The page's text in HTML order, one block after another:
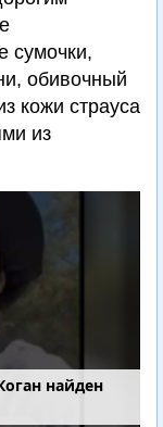
сумочки,
обивочный
кожи страуса
из
найден